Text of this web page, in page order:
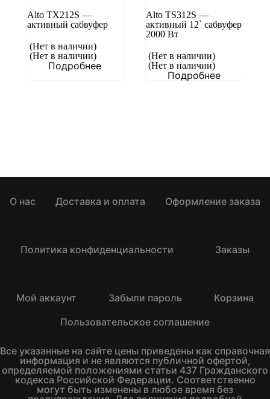
Alto TX212S —
активный сабвуфер
(Нет в наличии)
(Нет в наличии)
Подробнее
Alto TS312S —
активный 12` сабвуфер
2000 Вт
(Нет в наличии)
(Нет в наличии)
Подробнее
О нас Доставка и оплата Оформление заказа
Политика конфиденциальности Заказы
Мой аккаунт Забыли пароль
Корзина
Пользовательское соглашение
Все указанные на сайте цены приведены как справочная
информация и не являются публичной офертой,
определяемой положениями статьи 437 Гражданского
кодекса Российской Федерации. Соответственно
могут быть изменены в любое время без